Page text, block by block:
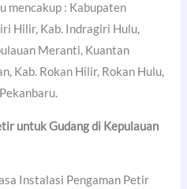
mencakup : Kabupaten
Hilir, Kab. Indragiri Hulu,
Meranti, Kuantan
Kab. Rokan Hilir, Rokan Hulu,
untuk Gudang di Kepulauan
Instalasi Pengaman Petir